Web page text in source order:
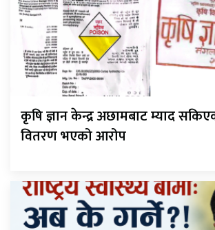
कृषि ज्ञान केन्द्र अछामबाट म्याद
वितरण भएको आरोप